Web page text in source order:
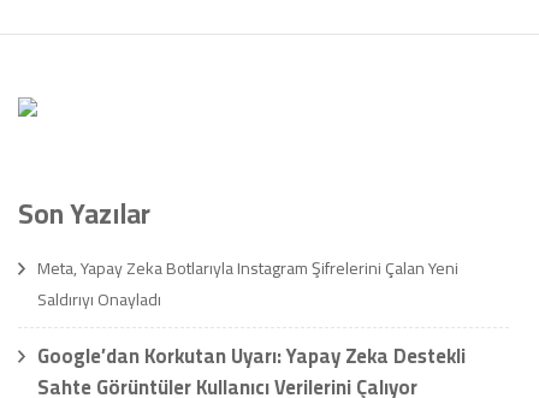
Son Yazılar
Meta, Yapay Zeka Botlarıyla Instagram Şifrelerini Çalan Yeni
Saldırıyı Onayladı
Google’dan Korkutan Uyarı: Yapay Zeka Destekli
Sahte Görüntüler Kullanıcı Verilerini Çalıyor